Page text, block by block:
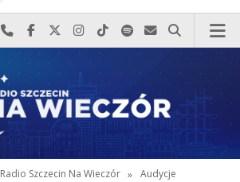
Najlepiej po prostu do nas zadzwoń
Odwiedź nas na Facebook-u
Odwiedź nas na X
Odwiedź nas na Instagram-ie
Odwiedź nas na TikTok-u
Szukaj nas na Spotify
Wyślij do nas
Szukaj
Radio Szczecin Na Wieczór » Audycje